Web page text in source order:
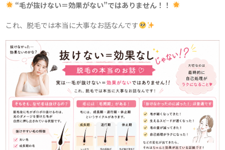
“毛が抜けない＝効果がない”ではありません！！
これ、脱毛では本当に大事なお話なんです